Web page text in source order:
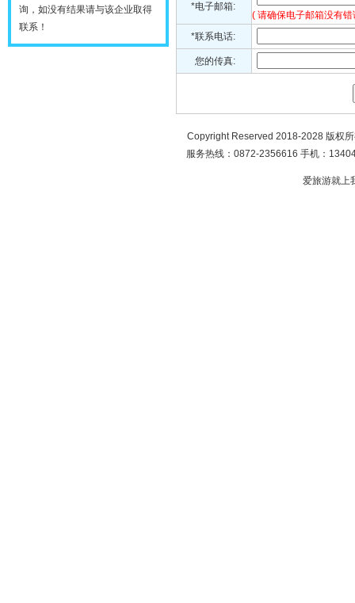
询，如没有结果请与该企业取得
联系！
*电子邮箱:
( 请确保电子邮箱没有
*联系电话:
您的传真:
Copyright Reserved 2018-2028 版权
服务热线：0872-2356616 手机：
爱旅游就上